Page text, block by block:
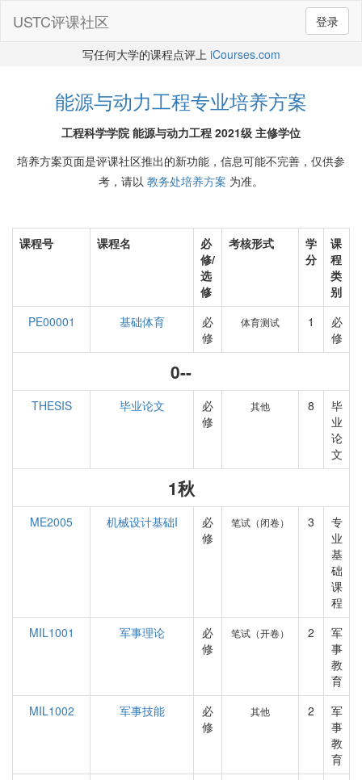
登录
USTC评课社区
写任何大学的课程点评上 iCourses.com
能源与动力工程专业培养方案
工程科学学院 能源与动力工程 2021级 主修学位
培养方案页面是评课社区推出的新功能，信息可能不完善，仅供参
考，请以 教务处培养方案 为准。
课程号 课程名
必
修/
选
修
考核形式
学
分
课
程
类
别
PE00001
基础体育
必
修
体育测试 1
必
修
0--
THESIS 毕业论文
必
修
其他 8
毕
业
论
文
1秋
ME2005 机械设计基础I
必
修
笔试（闭卷） 3
专
业
基
础
课
程
MIL1001
军事理论
必
修
笔试（开卷） 2
军
事
教
育
MIL1002
军事技能
必
修
其他 2
军
事
教
育